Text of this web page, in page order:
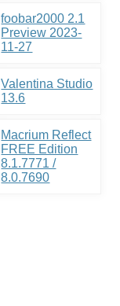
foobar2000 2.1
Preview 2023-
11-27
Valentina Studio
13.6
Macrium Reflect
FREE Edition
8.1.7771 /
8.0.7690